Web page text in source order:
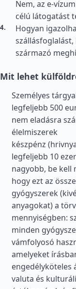
Nem, az e-
célú látogatást
Hogyan
származó
Mit lehet
Személyes
legfeljebb 500
nem eladásra
élelmiszerek
készpénz
legfeljebb 10
nagyobb, be kell
hogy ezt az
gyógyszerek
anyagokat) a
mennyiségben:
minden
vámfolyosó
amelyeket
engedélyköteles
valuta és